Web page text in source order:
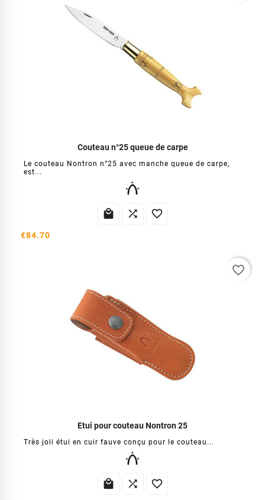
Couteau n°25 queue de carpe
Le couteau Nontron n°25 avec manche queue de carpe,
est...
  
€84.70
Etui pour couteau Nontron 25
Très joli étui en cuir fauve conçu pour le couteau...
  
favorite_border